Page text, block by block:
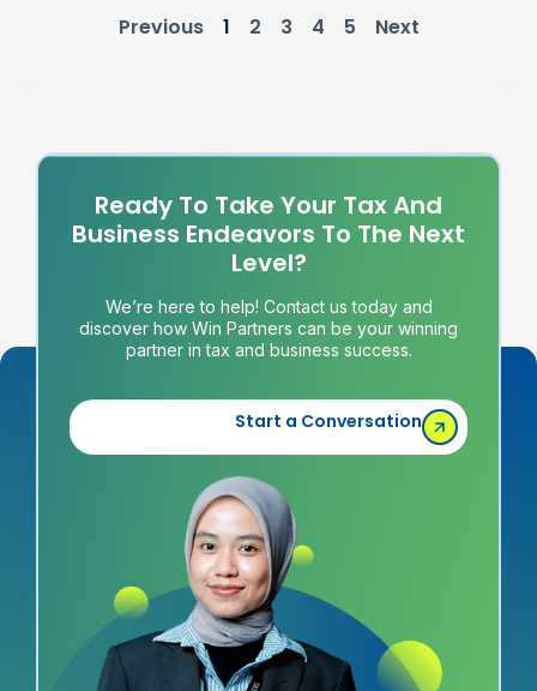
Previous 1 2 3 4 5 Next
Ready To Take Your Tax And
Business Endeavors To The Next
Level?
We’re here to help! Contact us today and
discover how Win Partners can be your winning
partner in tax and business success.
Start a Conversation